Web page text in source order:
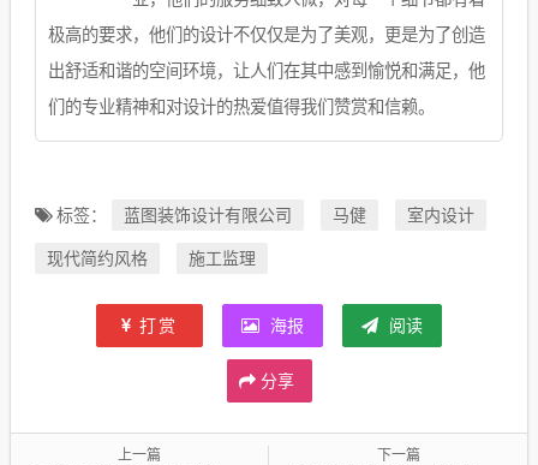
极高的要求，他们的设计不仅仅是为了美观，更是为了创造
出舒适和谐的空间环境，让人们在其中感到愉悦和满足，他
们的专业精神和对设计的热爱值得我们赞赏和信赖。
标签： 蓝图装饰设计有限公司 马健
室内设计
现代简约风格
施工监理
打赏 海报 阅读
分享
上一篇 下一篇